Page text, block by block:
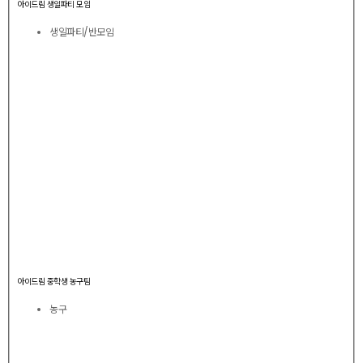
아이드림 생일파티 모임
생일파티/반모임
아이드림 중학생 농구팀
농구